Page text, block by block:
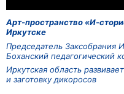
Арт-пространство «И-
Иркутске
Председатель Заксобрания
Боханский педагогический
Иркутская область
и заготовку дикоросов